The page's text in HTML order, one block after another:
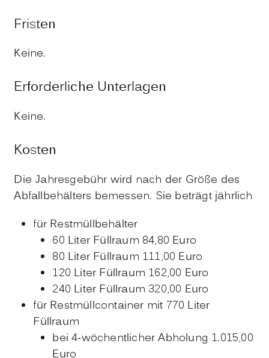
Fristen
Keine.
Erforderliche Unterlagen
Keine.
Kosten
Die Jahresgebühr wird nach der Größe des
Abfallbehälters bemessen. Sie beträgt jährlich
für Restmüllbehälter
60 Liter Füllraum 84,80 Euro
80 Liter Füllraum 111,00 Euro
120 Liter Füllraum 162,00 Euro
240 Liter Füllraum 320,00 Euro
für Restmüllcontainer mit 770 Liter
Füllraum
bei 4-wöchentlicher Abholung 1.015,00
Euro